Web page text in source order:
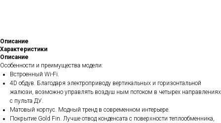
Описание
Характеристики
Описание
Особенности и преимущества модели:
Встроенный Wi-Fi.
4D обдув. Благодаря электроприводу вертикальных и горизонтальной
жалюзи, возможно управлять воздуш ным потоком в четырех направлениях
с пульта ДУ.
Матовый корпус. Модный тренд в современном интерьере.
Покрытие Gold Fin. Лучше отвод конденсата с поверхности теплообменника,